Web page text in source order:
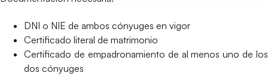
DNI o NIE de ambos cónyuges en vigor
Certificado literal de matrimonio
Certificado de empadronamiento de al menos uno de los
dos cónyuges